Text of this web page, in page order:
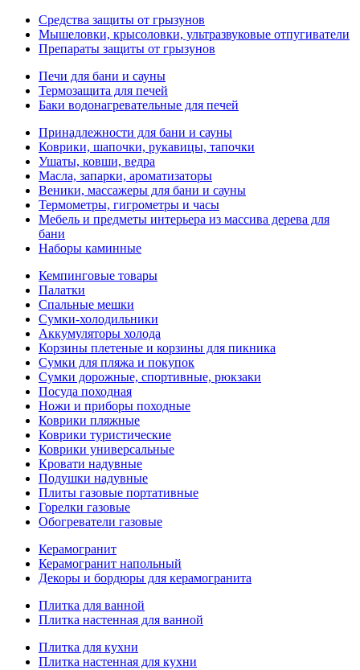
Средства защиты от грызунов
Мышеловки, крысоловки, ультразвуковые отпугиватели
Препараты защиты от грызунов
Печи для бани и сауны
Термозащита для печей
Баки водонагревательные для печей
Принадлежности для бани и сауны
Коврики, шапочки, рукавицы, тапочки
Ушаты, ковши, ведра
Масла, запарки, ароматизаторы
Веники, массажеры для бани и сауны
Термометры, гигрометры и часы
Мебель и предметы интерьера из массива дерева для
бани
Наборы каминные
Кемпинговые товары
Палатки
Спальные мешки
Сумки-холодильники
Аккумуляторы холода
Корзины плетеные и корзины для пикника
Сумки для пляжа и покупок
Сумки дорожные, спортивные, рюкзаки
Посуда походная
Ножи и приборы походные
Коврики пляжные
Коврики туристические
Коврики универсальные
Кровати надувные
Подушки надувные
Плиты газовые портативные
Горелки газовые
Обогреватели газовые
Керамогранит
Керамогранит напольный
Декоры и бордюры для керамогранита
Плитка для ванной
Плитка настенная для ванной
Плитка для кухни
Плитка настенная для кухни